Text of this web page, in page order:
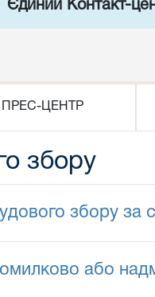
Єдиний Контакт-
ПРЕС-ЦЕНТР
збору
збору за
або